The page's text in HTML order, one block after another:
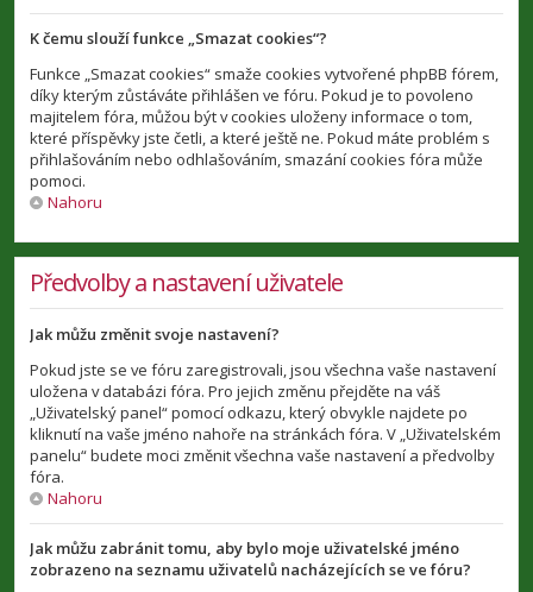
K čemu slouží funkce „Smazat cookies“?
Funkce „Smazat cookies“ smaže cookies vytvořené phpBB fórem,
díky kterým zůstáváte přihlášen ve fóru. Pokud je to povoleno
majitelem fóra, můžou být v cookies uloženy informace o tom,
které příspěvky jste četli, a které ještě ne. Pokud máte problém s
přihlašováním nebo odhlašováním, smazání cookies fóra může
pomoci.
Nahoru
Předvolby a nastavení uživatele
Jak můžu změnit svoje nastavení?
Pokud jste se ve fóru zaregistrovali, jsou všechna vaše nastavení
uložena v databázi fóra. Pro jejich změnu přejděte na váš
„Uživatelský panel“ pomocí odkazu, který obvykle najdete po
kliknutí na vaše jméno nahoře na stránkách fóra. V „Uživatelském
panelu“ budete moci změnit všechna vaše nastavení a předvolby
fóra.
Nahoru
Jak můžu zabránit tomu, aby bylo moje uživatelské jméno
zobrazeno na seznamu uživatelů nacházejících se ve fóru?